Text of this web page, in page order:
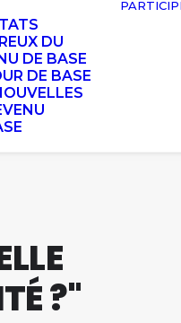
DU
DE BASE
DE BASE
?"